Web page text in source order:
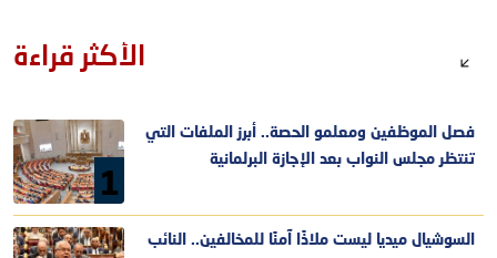
الأكثر قراءة
1
فصل الموظفين ومعلمو الحصة.. أبرز الملفات التي
تنتظر مجلس النواب بعد الإجازة البرلمانية
السوشيال ميديا ليست ملاذًا آمنًا للمخالفين.. النائب